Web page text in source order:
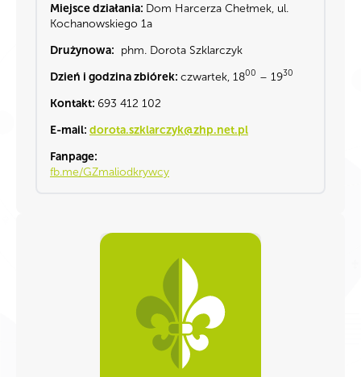
Miejsce działania: Dom Harcerza Chełmek, ul.
Kochanowskiego 1a
Drużynowa: phm. Dorota Szklarczyk
Dzień i godzina zbiórek: czwartek, 1800 – 1930
Kontakt: 693 412 102
E-mail: dorota.szklarczyk@zhp.net.pl
Fanpage:
fb.me/GZmaliodkrywcy